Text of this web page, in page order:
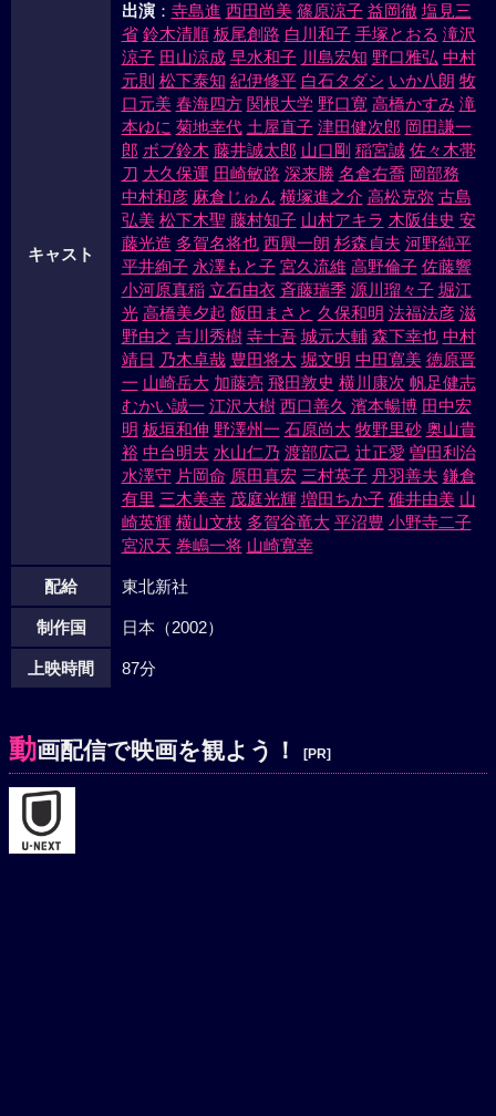
キャスト
出演： 寺島進 西田尚美 篠原涼子 益岡徹 塩見三
省 鈴木清順 板尾創路 白川和子 手塚とおる 滝沢
涼子 田山涼成 早水和子 川島宏知 野口雅弘 中村
元則 松下泰知 紀伊修平 白石タダシ いか八朗 牧
口元美 春海四方 関根大学 野口寛 高橋かすみ 滝
本ゆに 菊地幸代 土屋直子 津田健次郎 岡田謙一
郎 ボブ鈴木 藤井誠太郎 山口剛 稲宮誠 佐々木帯
刀 大久保運 田崎敏路 深来勝 名倉右喬 岡部務
中村和彦 麻倉じゅん 横塚進之介 高松克弥 古島
弘美 松下木聖 藤村知子 山村アキラ 木阪佳史 安
藤光造 多賀名将也 西興一朗 杉森貞夫 河野純平
平井絢子 永澤もと子 宮久流維 高野倫子 佐藤響
小河原真稲 立石由衣 斉藤瑞季 源川瑠々子 堀江
光 高橋美夕起 飯田まさと 久保和明 法福法彦 滋
野由之 吉川秀樹 寺十吾 城元大輔 森下幸也 中村
靖日 乃木卓哉 豊田将大 堀文明 中田寛美 徳原晋
一 山崎岳大 加藤亮 飛田敦史 横川康次 帆足健志
むかい誠一 江沢大樹 西口善久 濱本暢博 田中宏
明 板垣和伸 野澤州一 石原尚大 牧野里砂 奥山貴
裕 中台明夫 水山仁乃 渡部広己 辻正愛 曽田利治
水澤守 片岡命 原田真宏 三村英子 丹羽善夫 鎌倉
有里 三木美幸 茂庭光輝 増田ちか子 碓井由美 山
崎英輝 横山文枝 多賀谷竜大 平沼豊 小野寺二子
宮沢天 巻嶋一将 山崎寛幸
配給 東北新社
制作国 日本（2002）
上映時間 87分
動画配信で映画を観よう！ [PR]